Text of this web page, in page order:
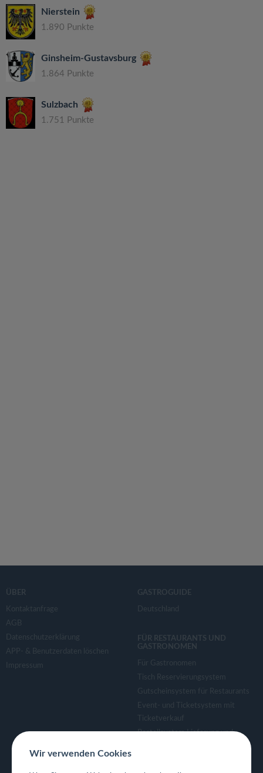
Nierstein
1.890 Punkte
Ginsheim-Gustavsburg
1.864 Punkte
Sulzbach
1.751 Punkte
ÜBER
Kontaktanfrage
AGB
Datenschutzerklärung
APP- & Benutzerdaten löschen
Impressum
GASTROGUIDE
Deutschland
FÜR RESTAURANTS UND
GASTRONOMEN
Für Gastronomen
Tisch Reservierungsystem
Gutscheinsystem für Restaurants
Event- und Ticketsystem mit
Ticketverkauf
Bestellsystem Lieferung und
Wir verwenden Cookies